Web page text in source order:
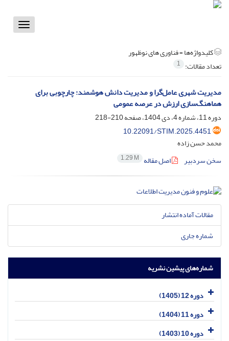
Toggle
کلیدواژه‌ها =فناوری های نوظهور
تعداد مقالات: 1
مدیریت شهری عامل‌گرا و مدیریت دانش هوشمند: چارچوبی برای
هماهنگ‌سازی ارزش در عرصه عمومی
دوره 11، شماره 4، دی 1404، صفحه
210-218
10.22091/STIM.2025.4451
محمد حسن زاده
سخن سردبیر
اصل مقاله 1.29 M
مقالات آماده انتشار
شماره جاری
شماره‌های پیشین نشریه
دوره 12 (1405)
دوره 11 (1404)
دوره 10 (1403)